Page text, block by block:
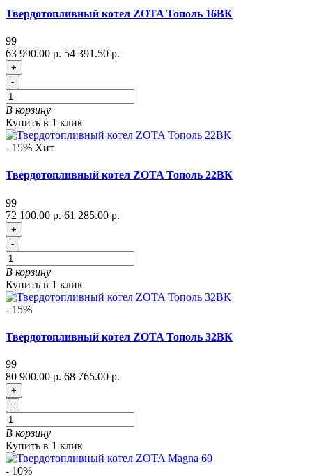
Твердотопливный котел ZOTA Тополь 16ВК
99
63 990.00 р. 54 391.50 р.
+
-
В корзину
Купить в 1 клик
- 15% Хит
Твердотопливный котел ZOTA Тополь 22ВК
99
72 100.00 р. 61 285.00 р.
+
-
В корзину
Купить в 1 клик
- 15%
Твердотопливный котел ZOTA Тополь 32ВК
99
80 900.00 р. 68 765.00 р.
+
-
В корзину
Купить в 1 клик
- 10%